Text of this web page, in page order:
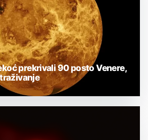
prekrivali 90 posto Venere,